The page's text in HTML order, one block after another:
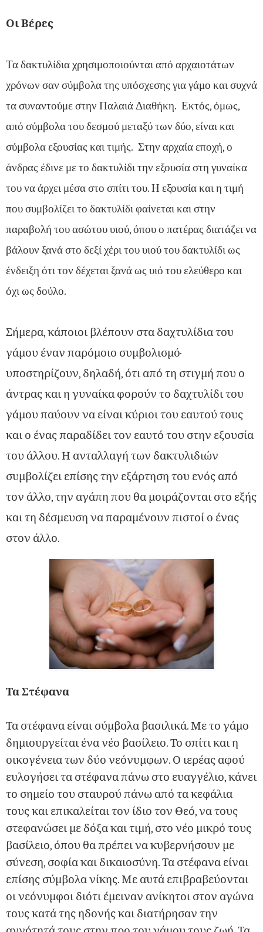
Οι Βέρες
Τα δακτυλίδια χρησιμοποιούνται από αρχαιοτάτων
χρόνων σαν σύμβολα της υπόσχεσης για γάμο και συχνά
τα συναντούμε στην Παλαιά Διαθήκη. Εκτός, όμως,
από σύμβολα του δεσμού μεταξύ των δύο, είναι και
σύμβολα εξουσίας και τιμής. Στην αρχαία εποχή, ο
άνδρας έδινε με το δακτυλίδι την εξουσία στη γυναίκα
του να άρχει μέσα στο σπίτι του. Η εξουσία και η τιμή
που συμβολίζει το δακτυλίδι φαίνεται και στην
παραβολή του ασώτου υιού, όπου ο πατέρας διατάζει να
βάλουν ξανά στο δεξί χέρι του υιού του δακτυλίδι ως
ένδειξη ότι τον δέχεται ξανά ως υιό του ελεύθερο και
όχι ως δούλο.
Σήμερα, κάποιοι βλέπουν στα δαχτυλίδια του
γάμου έναν παρόμοιο συμβολισμό·
υποστηρίζουν, δηλαδή, ότι από τη στιγμή που ο
άντρας και η γυναίκα φορούν το δαχτυλίδι του
γάμου παύουν να είναι κύριοι του εαυτού τους
και ο ένας παραδίδει τον εαυτό του στην εξουσία
του άλλου. Η ανταλλαγή των δακτυλιδιών
συμβολίζει επίσης την εξάρτηση του ενός από
τον άλλο, την αγάπη που θα μοιράζονται στο εξής
και τη δέσμευση να παραμένουν πιστοί ο ένας
στον άλλο.
Τα Στέφανα
Τα στέφανα είναι σύμβολα βασιλικά. Με το γάμο
δημιουργείται ένα νέο βασίλειο. Το σπίτι και η
οικογένεια των δύο νεόνυμφων. Ο ιερέας αφού
ευλογήσει τα στέφανα πάνω στο ευαγγέλιο, κάνει
το σημείο του σταυρού πάνω από τα κεφάλια
τους και επικαλείται τον ίδιο τον Θεό, να τους
στεφανώσει με δόξα και τιμή, στο νέο μικρό τους
βασίλειο, όπου θα πρέπει να κυβερνήσουν με
σύνεση, σοφία και δικαιοσύνη. Τα στέφανα είναι
επίσης σύμβολα νίκης. Με αυτά επιβραβεύονται
οι νεόνυμφοι διότι έμειναν ανίκητοι στον αγώνα
τους κατά της ηδονής και διατήρησαν την